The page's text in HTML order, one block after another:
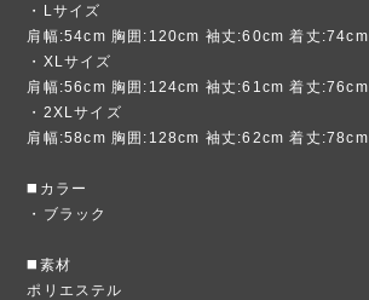
・Lサイズ
肩幅:54cm 胸囲:120cm 袖丈:60cm 着丈:74cm
・XLサイズ
肩幅:56cm 胸囲:124cm 袖丈:61cm 着丈:76cm
・2XLサイズ
肩幅:58cm 胸囲:128cm 袖丈:62cm 着丈:78cm
◼️カラー
・ブラック
◼️素材
ポリエステル